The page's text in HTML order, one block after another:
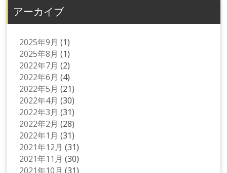
アーカイブ
2025年9月 (1)
2025年8月 (1)
2022年7月 (2)
2022年6月 (4)
2022年5月 (21)
2022年4月 (30)
2022年3月 (31)
2022年2月 (28)
2022年1月 (31)
2021年12月 (31)
2021年11月 (30)
2021年10月 (31)